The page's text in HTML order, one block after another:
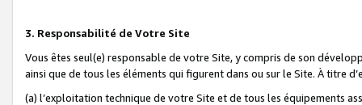
3. Responsabilité de Votre Site
Vous êtes seul(e) responsable de votre Site, y compris de son
ainsi que de tous les éléments qui figurent dans ou sur le Site. À titre
(a) l’exploitation technique de votre Site et de tous les équipements